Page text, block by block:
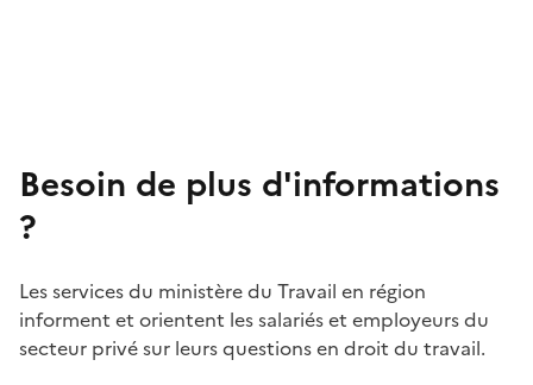
Besoin de plus d'informations
?
Les services du ministère du Travail en région
informent et orientent les salariés et employeurs du
secteur privé sur leurs questions en droit du travail.